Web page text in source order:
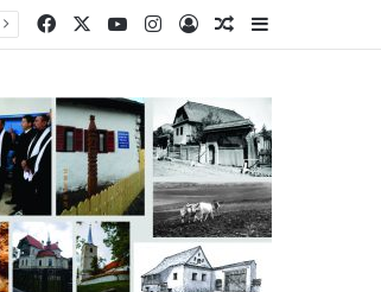
FacebookYouTubeInstagram
BelépésVéletlen cikk
Oldalsáv